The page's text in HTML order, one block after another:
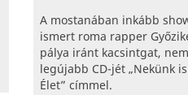
A mostanában inkább
ismert roma rapper
pálya iránt kacsintgat,
legújabb CD-jét „Nekünk
Élet” címmel.